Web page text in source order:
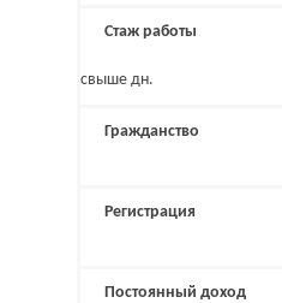
Стаж работы
свыше дн.
Гражданство
Регистрация
Постоянный доход